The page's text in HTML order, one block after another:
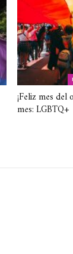
¡Feliz mes del
mes: LGBTQ+